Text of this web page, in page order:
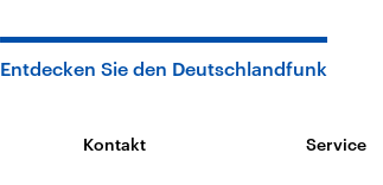
Entdecken Sie den Deutschlandfunk
Kontakt Service